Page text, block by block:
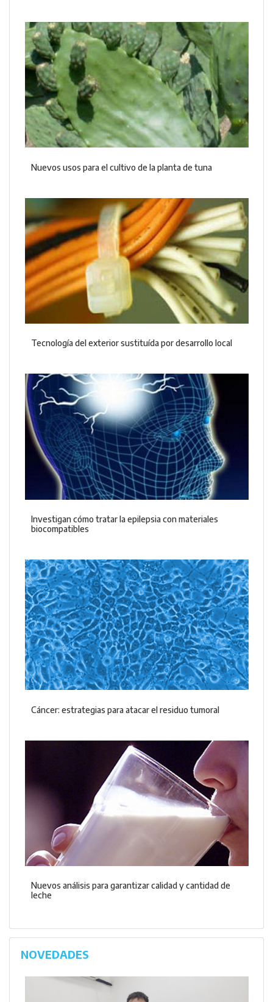
Nuevos usos para el cultivo de la planta de tuna
Tecnología del exterior sustituída por desarrollo local
Investigan cómo tratar la epilepsia con materiales
biocompatibles
Cáncer: estrategias para atacar el residuo tumoral
Nuevos análisis para garantizar calidad y cantidad de
leche
NOVEDADES